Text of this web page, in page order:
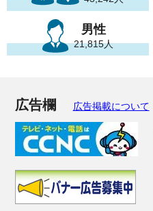
男性
21,815人
広告欄 広告掲載について